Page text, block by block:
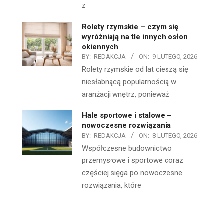
z
Rolety rzymskie – czym się
wyróżniają na tle innych osłon
okiennych
BY: REDAKCJA ON: 9 LUTEGO, 2026
Rolety rzymskie od lat cieszą się
niesłabnącą popularnością w
aranżacji wnętrz, ponieważ
Hale sportowe i stalowe –
nowoczesne rozwiązania
BY: REDAKCJA ON: 8 LUTEGO, 2026
Współczesne budownictwo
przemysłowe i sportowe coraz
częściej sięga po nowoczesne
rozwiązania, które